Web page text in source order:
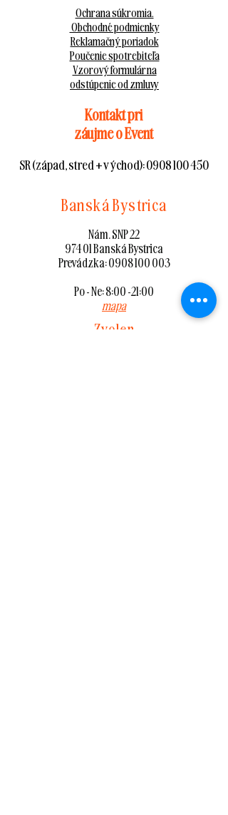
Ochrana súkromia.
Obchodné podmienky
Reklamačný poriadok
Poučenie spotrebiteľa
Vzorový formulár na
odstúpenie od zmluvy
Kontakt pri
záujme o Event
SR (západ, stred + východ):0908 100 450
Banská Bystrica
Nám. SNP 22
974 01 Banská Bystrica
Prevádzka:0908 100 003
Po - Ne: 8:00 -21:00
mapa
Zvolen